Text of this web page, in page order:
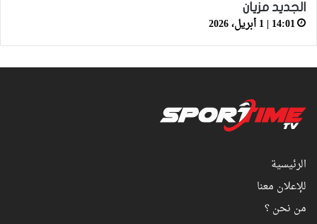
الجديد مزيان
14:01 | 1 أبريل، 2026
الرئيسية
للإعلان معنا
من نحن ؟